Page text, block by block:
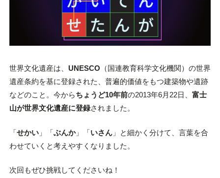
世界文化遺産は、 UNESCO （国連教育科学文化機関）の世界
遺産条約を基に登録された、普遍的価値をもつ建築物や遺跡
などのこと。今からちょうど10年前の2013年6月22日、 富士
山が世界文化遺産に登録されました。
「せかい」「ぶんか」「いさん」と細かく分けて、言葉を合
わせていくと考えやすくなりました。
次回もぜひ挑戦してくださいね！